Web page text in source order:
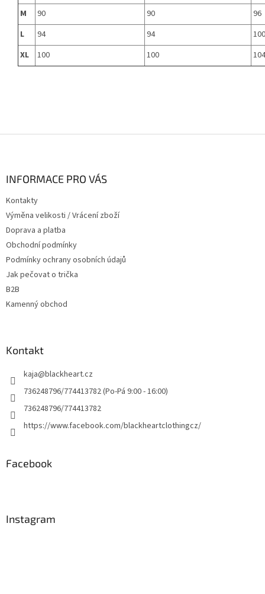
M
90 90
96
L
94 94
100
XL
100 100 104
INFORMACE PRO VÁS
Kontakty
Výměna velikosti / Vrácení zboží
Doprava a platba
Obchodní podmínky
Podmínky ochrany osobních údajů
Jak pečovat o trička
B2B
Kamenný obchod
Kontakt
kaja@blackheart.cz
736248796/774413782 (Po-Pá 9:00 - 16:00)
736248796/774413782
https://www.facebook.com/blackheartclothingcz/
Facebook
Instagram